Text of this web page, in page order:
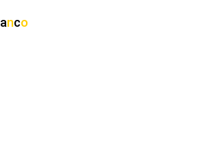
anco